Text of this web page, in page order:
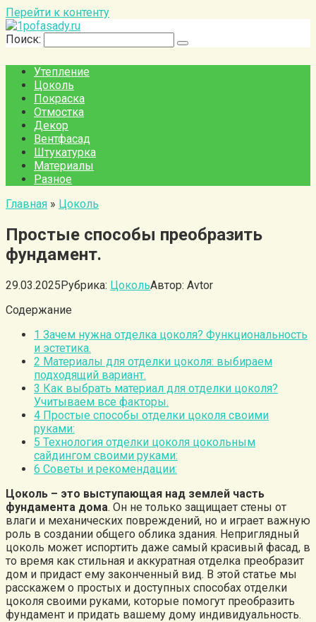
Перейти к контенту
Поиск:
Утепление
Цоколь
Покраска
Отмостка
Декор
Вентфасад
Штукатурка
Материалы
Разное
Главная » Цоколь
Простые способы преобразить
фундамент.
29.03.2025Рубрика: ЦокольАвтор: Avtor
Содержание
1 Зачем нужна отделка цоколя? Функциональность
и эстетика.
2 Материалы для отделки цоколя: выбираем
подходящий вариант.
3 Как выбрать материал для отделки цоколя?
Учитываем все факторы.
4 Простые способы отделки цоколя своими
руками:
5 Технология отделки цоколя цокольным
сайдингом своими руками:
6 Советы и рекомендации:
Цоколь – это выступающая над землей часть
фундамента дома. Он не только защищает стены от
влаги и механических повреждений, но и играет важную
роль в создании общего облика здания. Неприглядный
цоколь может испортить даже самый красивый фасад, в
то время как стильная и аккуратная отделка преобразит
дом и придаст ему законченный вид. В этой статье мы
расскажем о простых и доступных способах отделки
цоколя своими руками, которые помогут преобразить
фундамент и придать вашему дому индивидуальность.